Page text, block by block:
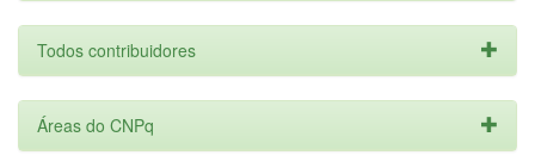
Todos contribuidores
Áreas do CNPq